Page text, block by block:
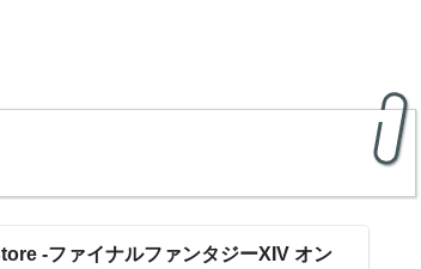
-ファイナルファンタジーXIV オン